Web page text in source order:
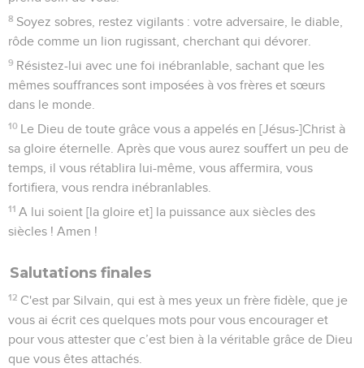
8 Soyez sobres, restez vigilants : votre adversaire, le diable,
rôde comme un lion rugissant, cherchant qui dévorer.
9 Résistez-lui avec une foi inébranlable, sachant que les
mêmes souffrances sont imposées à vos frères et sœurs
dans le monde.
10 Le Dieu de toute grâce vous a appelés en [Jésus-]Christ à
sa gloire éternelle. Après que vous aurez souffert un peu de
temps, il vous rétablira lui-même, vous affermira, vous
fortifiera, vous rendra inébranlables.
11 A lui soient [la gloire et] la puissance aux siècles des
siècles ! Amen !
Salutations finales
12 C'est par Silvain, qui est à mes yeux un frère fidèle, que je
vous ai écrit ces quelques mots pour vous encourager et
pour vous attester que c’est bien à la véritable grâce de Dieu
que vous êtes attachés.